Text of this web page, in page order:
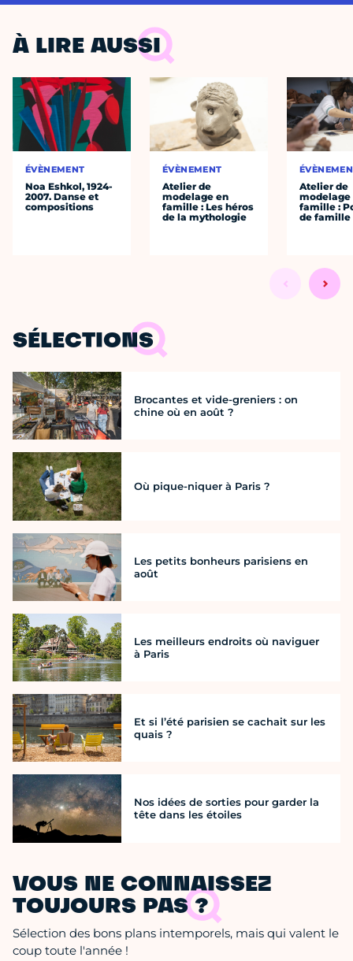
À LIRE AUSSI
ÉVÈNEMENT
Noa Eshkol, 1924-
2007. Danse et
compositions
ÉVÈNEMENT
Atelier de
modelage en
famille : Les héros
de la mythologie
Atelier de
modelage
famille :
de famille
SÉLECTIONS
Brocantes et vide-greniers : on
chine où en août ?
Où pique-niquer à Paris ?
Les petits bonheurs parisiens en
août
Les meilleurs endroits où naviguer
à Paris
Et si l’été parisien se cachait sur les
quais ?
Nos idées de sorties pour garder la
tête dans les étoiles
VOUS NE CONNAISSEZ
TOUJOURS PAS ?
Sélection des bons plans intemporels, mais qui valent le
coup toute l'année !